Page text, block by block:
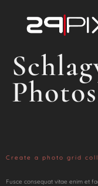
Create a photo grid
Fusce consequat vitae enim et